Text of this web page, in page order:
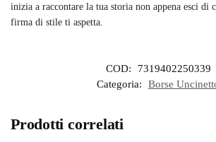
inizia a raccontare la tua storia non appena esci di
firma di stile ti aspetta.
COD:
7319402250339
Categoria:
Borse
Prodotti correlati